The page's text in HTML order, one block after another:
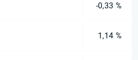
-0,33 %
1,14 %